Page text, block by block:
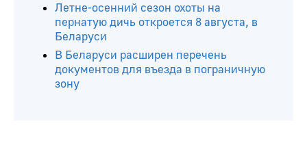
Летне-осенний сезон охоты на
пернатую дичь откроется 8 августа, в
Беларуси
В Беларуси расширен перечень
документов для въезда в пограничную
зону